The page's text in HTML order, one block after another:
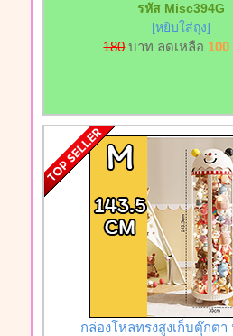
รหัส Misc394G
[หยิบใส่ถุง]
180บาท ลดเหลือ 100
กล่องโหลทรงสูงเก็บตุ๊กตา